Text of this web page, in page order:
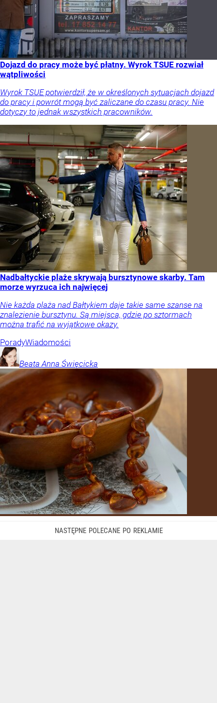
Dojazd do pracy może być płatny. Wyrok TSUE rozwiał
wątpliwości
Wyrok TSUE potwierdził, że w określonych sytuacjach dojazd
do pracy i powrót mogą być zaliczane do czasu pracy. Nie
dotyczy to jednak wszystkich pracowników.
Nadbałtyckie plaże skrywają bursztynowe skarby. Tam
morze wyrzuca ich najwięcej
Nie każda plaża nad Bałtykiem daje takie same szanse na
znalezienie bursztynu. Są miejsca, gdzie po sztormach
można trafić na wyjątkowe okazy.
PoradyWiadomości
Beata Anna Święcicka